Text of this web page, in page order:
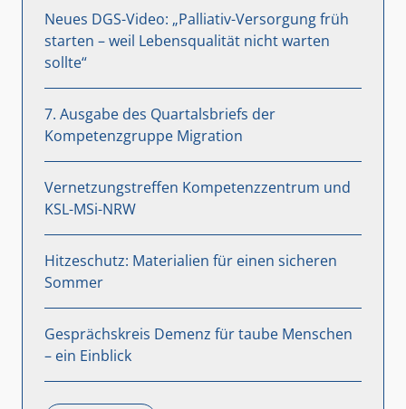
Neues DGS-Video: „Palliativ-Versorgung früh
starten – weil Lebensqualität nicht warten
sollte“
7. Ausgabe des Quartalsbriefs der
Kompetenzgruppe Migration
Vernetzungstreffen Kompetenzzentrum und
KSL-MSi-NRW
Hitzeschutz: Materialien für einen sicheren
Sommer
Gesprächskreis Demenz für taube Menschen
– ein Einblick